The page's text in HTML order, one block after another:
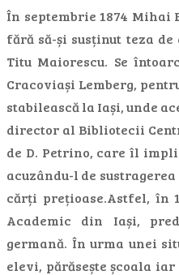
În septembrie 1874 Mihai
fără să-și susținut teza
Titu Maiorescu. Se
Cracoviași Lemberg,
stabilească la Iași, unde
director al Bibliotecii
de D. Petrino, care îl
acuzându-l de
cărți prețioase.Astfel, în
Academic din Iași,
germană. În urma unei
elevi, părăsește școala